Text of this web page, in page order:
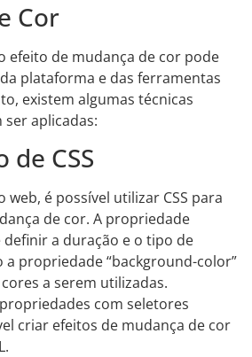
Cor
efeito de mudança de cor pode
plataforma e das ferramentas
existem algumas técnicas
aplicadas:
de CSS
é possível utilizar CSS para
de cor. A propriedade
a duração e o tipo de
propriedade “background-color”
a serem utilizadas.
com seletores
criar efeitos de mudança de cor